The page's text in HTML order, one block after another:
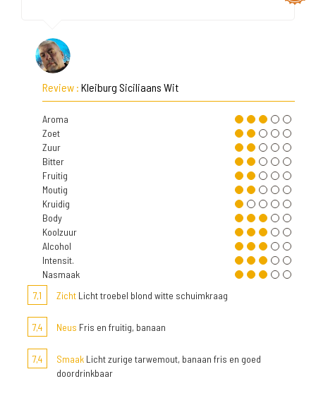
Review : Kleiburg Siciliaans Wit
Aroma
Zoet
Zuur
Bitter
Fruitig
Moutig
Kruidig
Body
Koolzuur
Alcohol
Intensit.
Nasmaak
7,1
Zicht Licht troebel blond witte schuimkraag
7,4 Neus Fris en fruitig, banaan
7,4 Smaak Licht zurige tarwemout, banaan fris en goed
doordrinkbaar